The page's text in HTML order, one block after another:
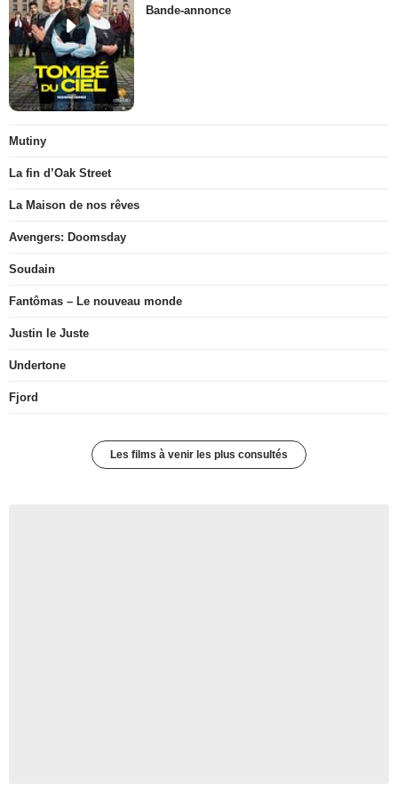
Bande-annonce
Mutiny
La fin d’Oak Street
La Maison de nos rêves
Avengers: Doomsday
Soudain
Fantômas – Le nouveau monde
Justin le Juste
Undertone
Fjord
Les films à venir les plus consultés